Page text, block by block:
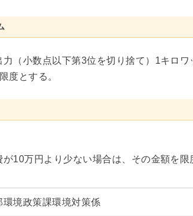
（小数点以下第3位を切り捨て）1キロワ
度とする。
10万円より少ない場合は、その金額を限
境政策課環境対策係